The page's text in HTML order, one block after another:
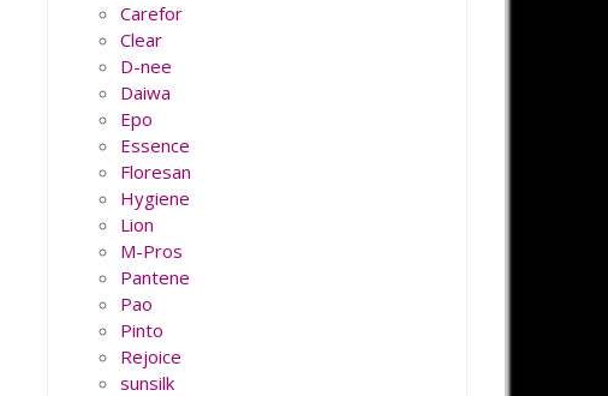
Carefor
Clear
D-nee
Daiwa
Epo
Essence
Floresan
Hygiene
Lion
M-Pros
Pantene
Pao
Pinto
Rejoice
sunsilk